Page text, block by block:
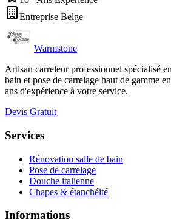
Entreprise Belge
Warmstone
Artisan carreleur professionnel spécialisé
bain et pose de carrelage haut de gamme
ans d'expérience à votre service.
Devis Gratuit
Services
Rénovation salle de bain
Pose de carrelage
Douche italienne
Chapes & étanchéité
Informations